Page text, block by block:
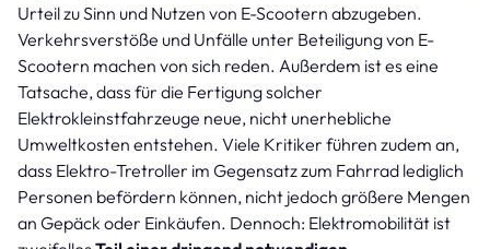
Urteil zu Sinn und Nutzen von E-Scootern abzugeben.
Verkehrsverstöße und Unfälle unter Beteiligung von E-
Scootern machen von sich reden. Außerdem ist es eine
Tatsache, dass für die Fertigung solcher
Elektrokleinstfahrzeuge neue, nicht unerhebliche
Umweltkosten entstehen. Viele Kritiker führen zudem an,
dass Elektro-Tretroller im Gegensatz zum Fahrrad lediglich
Personen befördern können, nicht jedoch größere Mengen
an Gepäck oder Einkäufen. Dennoch: Elektromobilität ist